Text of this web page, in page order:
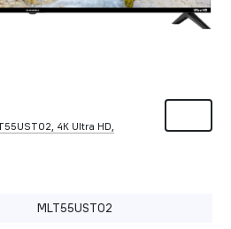
4K Ultra HD,
MLT55UST02